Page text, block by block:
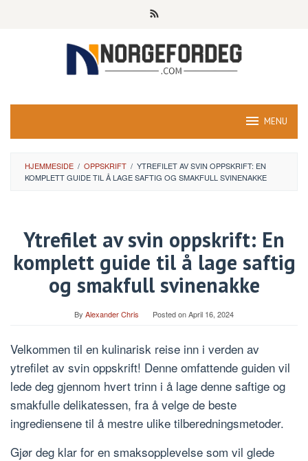
MENU
HJEMMESIDE / OPPSKRIFT / YTREFILET AV SVIN OPPSKRIFT: EN
KOMPLETT GUIDE TIL Å LAGE SAFTIG OG SMAKFULL SVINENAKKE
Ytrefilet av svin oppskrift: En
komplett guide til å lage saftig
og smakfull svinenakke
By Alexander Chris Posted onApril 16, 2024
Velkommen til en kulinarisk reise inn i verden av
ytrefilet av svin oppskrift! Denne omfattende guiden vil
lede deg gjennom hvert trinn i å lage denne saftige og
smakfulle delikatessen, fra å velge de beste
ingrediensene til å mestre ulike tilberedningsmetoder.
Gjør deg klar for en smaksopplevelse som vil glede